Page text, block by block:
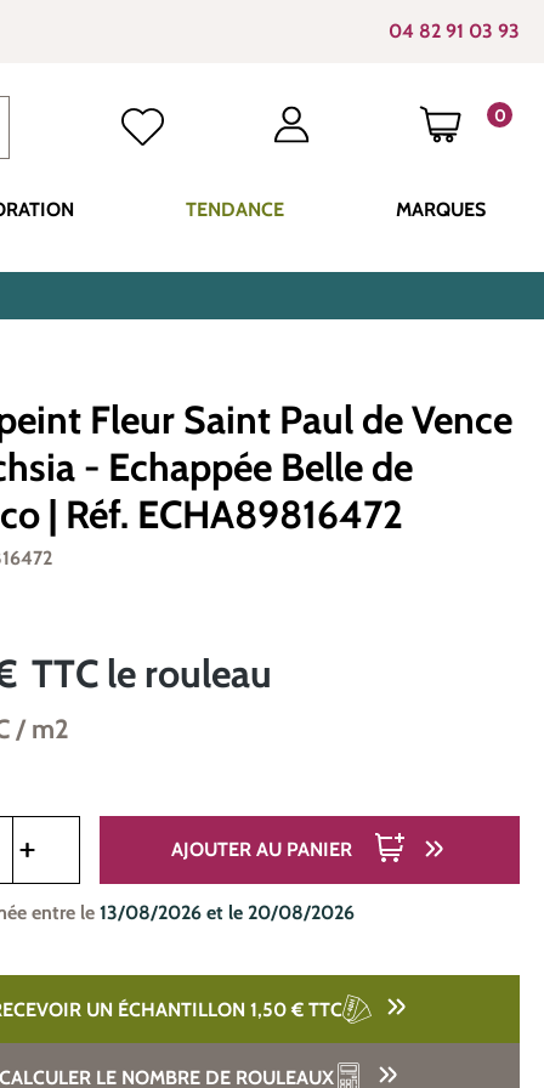
04 82 91 03 93
0
LE
TENDANCE MARQUES
Fleur Saint Paul de Vence
- Echappée Belle de
| Réf. ECHA89816472
TTC le rouleau
/ m2
AJOUTER AU PANIER
entre le 13/08/2026 et le 20/08/2026
UN ÉCHANTILLON 1,50 € TTC
LE NOMBRE DE ROULEAUX